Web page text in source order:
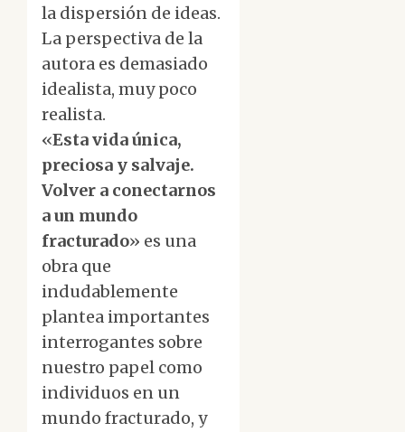
la dispersión de ideas.
La perspectiva de la
autora es demasiado
idealista, muy poco
realista.
«Esta vida única,
preciosa y salvaje.
Volver a conectarnos
a un mundo
fracturado» es una
obra que
indudablemente
plantea importantes
interrogantes sobre
nuestro papel como
individuos en un
mundo fracturado, y